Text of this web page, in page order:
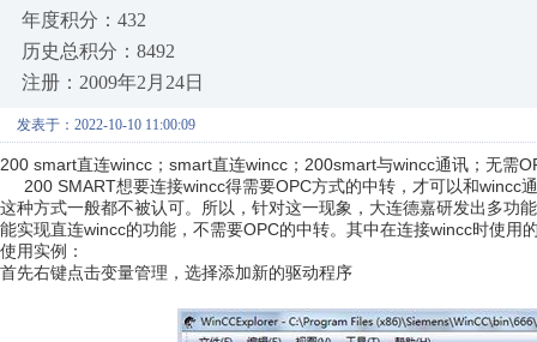
年度积分：432
历史总积分：8492
注册：2009年2月24日
发表于：2022-10-10 11:00:09
200 smart直连wincc；smart直连wincc；200smart与wincc通讯；无
200 SMART想要连接wincc得需要OPC方式的中转，才可以和wincc
这种方式一般都不被认可。所以，针对这一现象，大连德嘉研发出多功
能实现直连wincc的功能，不需要OPC的中转。其中在连接wincc时使用
使用实例：
首先右键点击变量管理，选择添加新的驱动程序